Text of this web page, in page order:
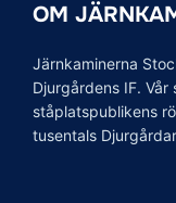
OM
Järnkaminerna
Djurgårdens IF.
ståplatspublikens
tusentals